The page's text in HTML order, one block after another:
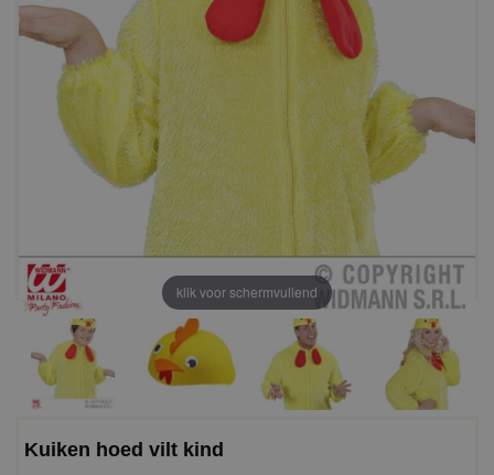
klik voor schermvullend
Kuiken hoed vilt kind